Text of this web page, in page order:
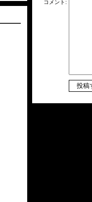
コメント: